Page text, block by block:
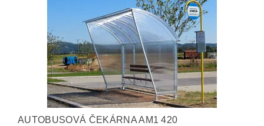
AUTOBUSOVÁ ČEKÁRNA AM1 420